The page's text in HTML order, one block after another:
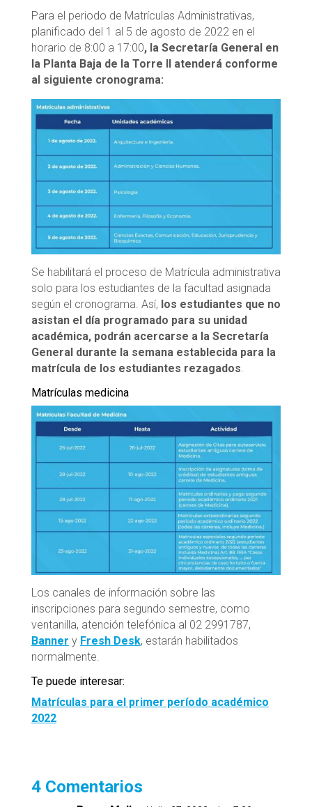
Para el periodo de Matrículas Administrativas,
planificado del 1 al 5 de agosto de 2022 en el
horario de 8:00 a 17:00, la Secretaría General en
la Planta Baja de la Torre II atenderá conforme
al siguiente cronograma:
Se habilitará el proceso de Matrícula administrativa
solo para los estudiantes de la facultad asignada
según el cronograma. Así, los estudiantes que no
asistan el día programado para su unidad
académica, podrán acercarse a la Secretaría
General durante la semana establecida para la
matrícula de los estudiantes rezagados
Matrículas medicina
Los canales de información sobre las
inscripciones para segundo semestre, como
ventanilla, atención telefónica al 02 2991787,
Banner y Fresh Desk, estarán habilitados
normalmente.
Te puede interesar:
Matrículas para el primer período académico
2022
4 Comentarios